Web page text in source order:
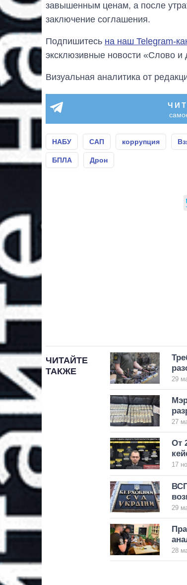
завышенным ценам, а после
заключение соглашения.
Подпишитесь на наш Telegram-
эксклюзивные новости «Слово и
Визуальная аналитика от
НАБУ САП коррупция
БПЛА Дрон
ЧИТАЙТЕ
ТАКЖЕ
29
27
От
17
29
28